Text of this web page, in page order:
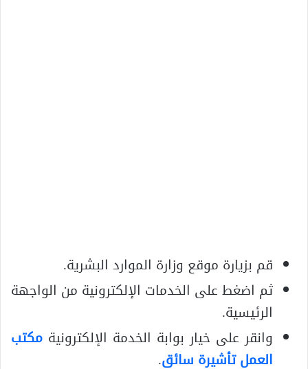
قم بزيارة موقع وزارة الموارد البشرية.
ثم اضغط على الخدمات الإلكترونية من الواجهة
الرئيسية.
وانقر على خيار بوابة الخدمة الإلكترونية مكتب
العمل تأشيرة سائق.